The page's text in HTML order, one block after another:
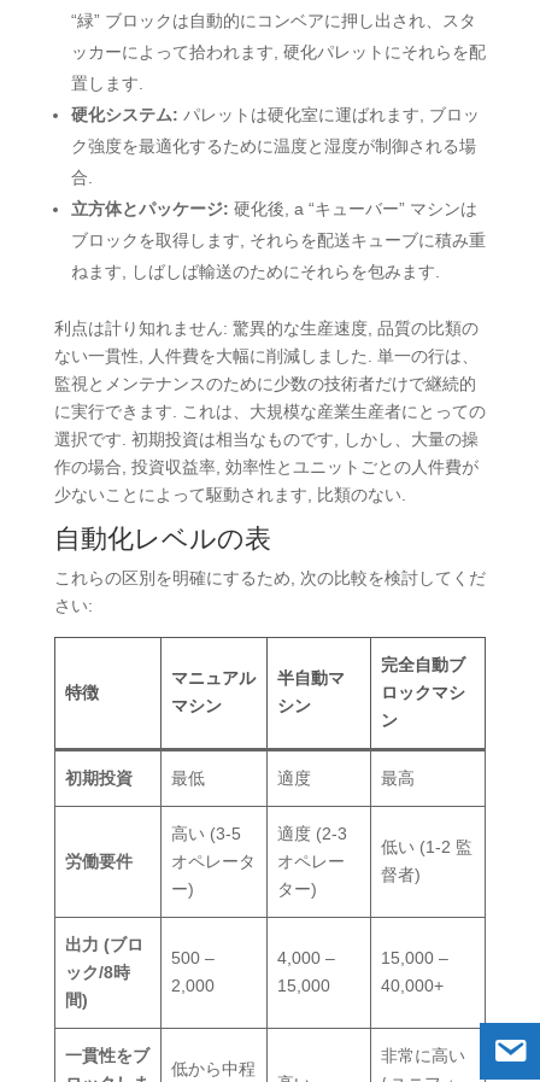
“緑” ブロックは自動的にコンベアに押し出され、スタ
ッカーによって拾われます, 硬化パレットにそれらを配
置します.
硬化システム: パレットは硬化室に運ばれます, ブロッ
ク強度を最適化するために温度と湿度が制御される場
合.
立方体とパッケージ: 硬化後, a “キューバー” マシンは
ブロックを取得します, それらを配送キューブに積み重
ねます, しばしば輸送のためにそれらを包みます.
利点は計り知れません: 驚異的な生産速度, 品質の比類の
ない一貫性, 人件費を大幅に削減しました. 単一の行は、
監視とメンテナンスのために少数の技術者だけで継続的
に実行できます. これは、大規模な産業生産者にとっての
選択です. 初期投資は相当なものです, しかし、大量の操
作の場合, 投資収益率, 効率性とユニットごとの人件費が
少ないことによって駆動されます, 比類のない.
自動化レベルの表
これらの区別を明確にするため, 次の比較を検討してくだ
さい:
特徴
マニュアル
マシン
半自動マ
シン
完全自動ブ
ロックマシ
ン
初期投資 最低 適度 最高
労働要件
高い (3-5
オペレータ
ー)
適度 (2-3
オペレー
ター)
低い (1-2 監
督者)
出力 (ブロ
ック/8時
間)
500 –
2,000
4,000 –
15,000
15,000 –
40,000+
一貫性をブ
低から中程
非常に高い